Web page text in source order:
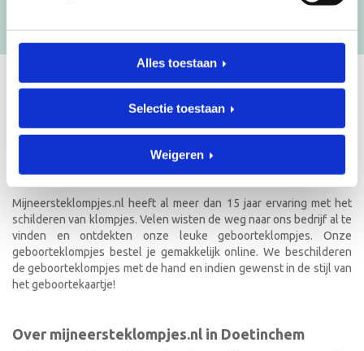
Alles toestaan
Selectie toestaan
Weigeren
GEBOORTEKLOMPJES EN
KRAAMCADEAU MET NAAM
Unieke geboorteklompjes
Mijneersteklompjes.nl heeft al meer dan 15 jaar ervaring met het
schilderen van klompjes. Velen wisten de weg naar ons bedrijf al te
vinden en ontdekten onze leuke geboorteklompjes. Onze
geboorteklompjes bestel je gemakkelijk online. We beschilderen
de geboorteklompjes met de hand en indien gewenst in de stijl van
het geboortekaartje!
Over mijneersteklompjes.nl in Doetinchem